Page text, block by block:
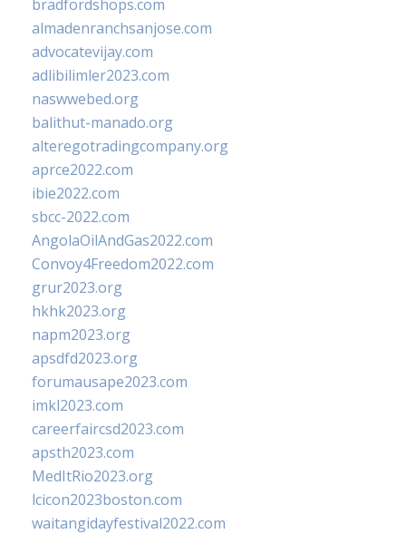
bradfordshops.com
almadenranchsanjose.com
advocatevijay.com
adlibilimler2023.com
naswwebed.org
balithut-manado.org
alteregotradingcompany.org
aprce2022.com
ibie2022.com
sbcc-2022.com
AngolaOilAndGas2022.com
Convoy4Freedom2022.com
grur2023.org
hkhk2023.org
napm2023.org
apsdfd2023.org
forumausape2023.com
imkl2023.com
careerfaircsd2023.com
apsth2023.com
MedItRio2023.org
lcicon2023boston.com
waitangidayfestival2022.com